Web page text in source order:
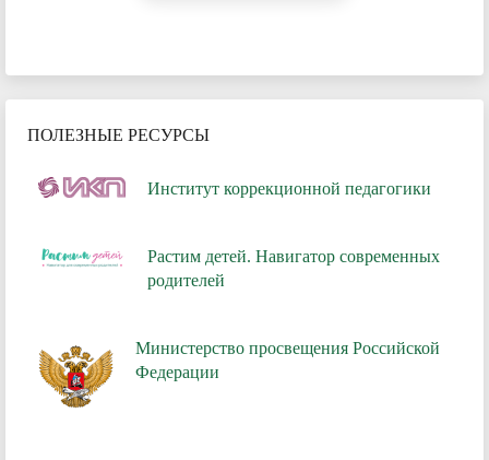
ПОЛЕЗНЫЕ РЕСУРСЫ
Институт коррекционной педагогики
Растим детей. Навигатор современных
родителей
Министерство просвещения Российской
Федерации